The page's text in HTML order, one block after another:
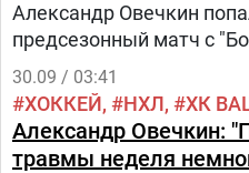
Александр Овечкин
предсезонный матч с
30.09 / 03:41
ХОККЕЙ НХЛ ХК
Александр Овечкин:
травмы неделя